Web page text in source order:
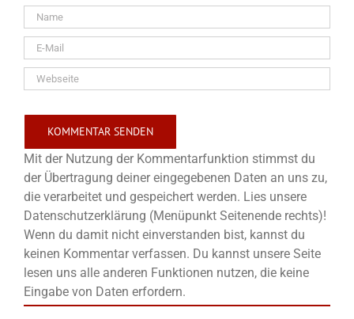
Mit der Nutzung der Kommentarfunktion stimmst du
der Übertragung deiner eingegebenen Daten an uns zu,
die verarbeitet und gespeichert werden. Lies unsere
Datenschutzerklärung (Menüpunkt Seitenende rechts)!
Wenn du damit nicht einverstanden bist, kannst du
keinen Kommentar verfassen. Du kannst unsere Seite
lesen uns alle anderen Funktionen nutzen, die keine
Eingabe von Daten erfordern.